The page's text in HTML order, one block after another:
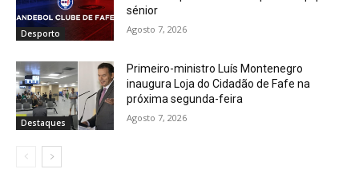
Desporto
sénior
Agosto 7, 2026
Destaques
Primeiro-ministro Luís Montenegro
inaugura Loja do Cidadão de Fafe na
próxima segunda-feira
Agosto 7, 2026